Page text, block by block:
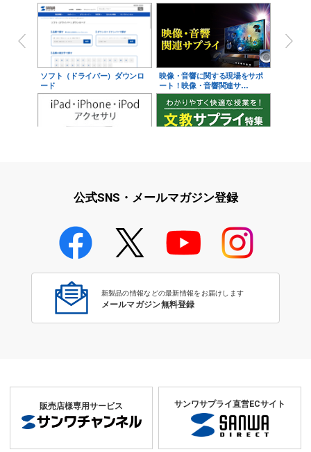
ソフト（ドライバー）ダウンロ
ード
映像・音響に関する現場をサポ
ート！映像・音響関連サ…
学校教育のICT環境整備特集
公式SNS・メールマガジン登録
新製品の情報などの最新情報をお届けします
メールマガジン無料登録
販売店様専用サービス サンワサプライ直営ECサイト